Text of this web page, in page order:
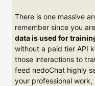
There is one massive
remember since you
data is used for
without a paid tier API
those interactions to
feed nedoChat highly
your professional